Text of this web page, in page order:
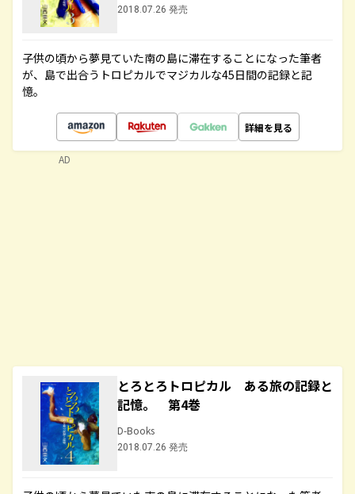
2018.07.26 発売
子供の頃から夢見ていた南の島に滞在することになった筆者
が、島で出合うトロピカルでマジカルな45日間の記録と記
憶。
詳細を見る
とろとろトロピカル ある旅の記録と
記憶。 第4巻
D-Books
2018.07.26 発売
AD